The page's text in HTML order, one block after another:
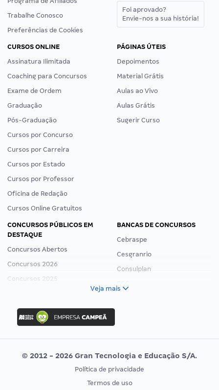
Trabalhe Conosco
Preferências de Cookies
Foi aprovado?
Envie-nos a sua história!
CURSOS ONLINE
Assinatura Ilimitada
Coaching para Concursos
Exame de Ordem
Graduação
Pós-Graduação
Cursos por Concurso
Cursos por Carreira
Cursos por Estado
Cursos por Professor
Oficina de Redação
Cursos Online Gratuitos
PÁGINAS ÚTEIS
Depoimentos
Material Grátis
Aulas ao Vivo
Aulas Grátis
Sugerir Curso
CONCURSOS PÚBLICOS EM
DESTAQUE
Concursos Abertos
Concursos 2026
Concursos 2025
Concurso Ibama
Concurso MPU
Editais publicados
BANCAS DE CONCURSOS
Cebraspe
Cesgranrio
Consulplan
Vunesp
CONCURSOS POR PROFISSÃO
EXAME DE ORDEM
Veja mais
© 2012 - 2026 Gran Tecnologia e Educação S/A.
Política de privacidade
Termos de uso